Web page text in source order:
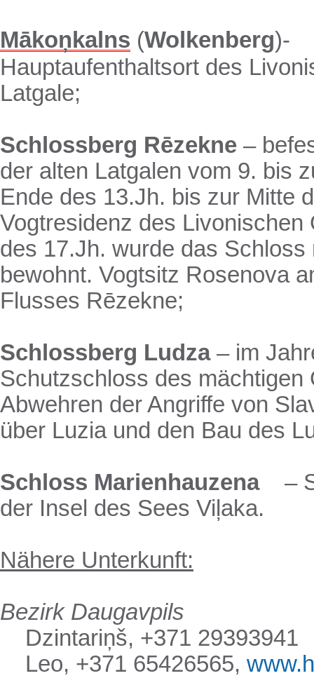
Mākoņkalns (Wolkenberg)-
Hauptaufenthaltsort des
Latgale;
Schlossberg Rēzekne –
der alten Latgalen vom 9. bis
Ende des 13.Jh. bis zur Mitte
Vogtresidenz des Livonischen
des 17.Jh. wurde das Schloss
bewohnt. Vogtsitz Rosenova
Flusses Rēzekne;
Schlossberg Ludza– im
Schutzschloss des mächtigen
Abwehren der Angriffe von
über Luzia und den Bau des
Schloss Marienhauzena–
der Insel des Sees Viļaka.
Nähere Unterkunft:
BezirkDaugavpils
Dzintariņš, +371 29393941
Leo, +371 65426565,